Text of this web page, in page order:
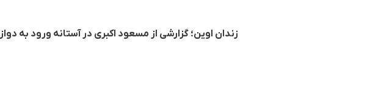
زندان اوین؛ گزارشی از مسعود اکبری در آستانه ورود به